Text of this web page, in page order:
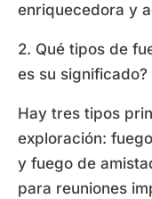
enriquecedora y
2. Qué tipos de
es su significado?
Hay tres tipos
exploración:
y fuego de
para reuniones